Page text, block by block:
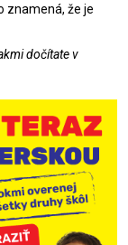
znamená, že je
dočítate v